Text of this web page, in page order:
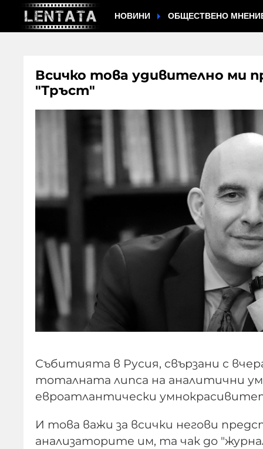
НОВИНИ ОБЩЕСТВЕНО
Всичко това удивително ми
"Тръст"
Събитията в Русия, свързани с
тоталната липса на аналитични
евроатлантически
И това важи за всички негови
анализаторите им, та чак до